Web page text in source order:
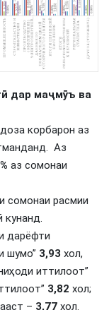
дар маҷмӯъ ва
корбарон аз
Аз
аз сомонаи
сомонаи расмии
кунанд.
дарёфти
шумо” 3,93 хол,
иттилоот”
3,82 хол;
– 3,77 хол.